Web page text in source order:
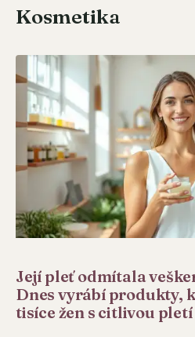
Kosmetika
Její pleť odmítala
Dnes vyrábí produkty,
tisíce žen s citlivou pletí